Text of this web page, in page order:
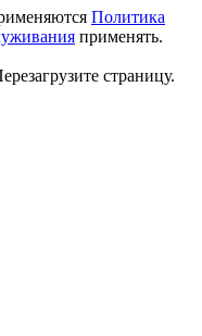
Политика
применять.
страницу.